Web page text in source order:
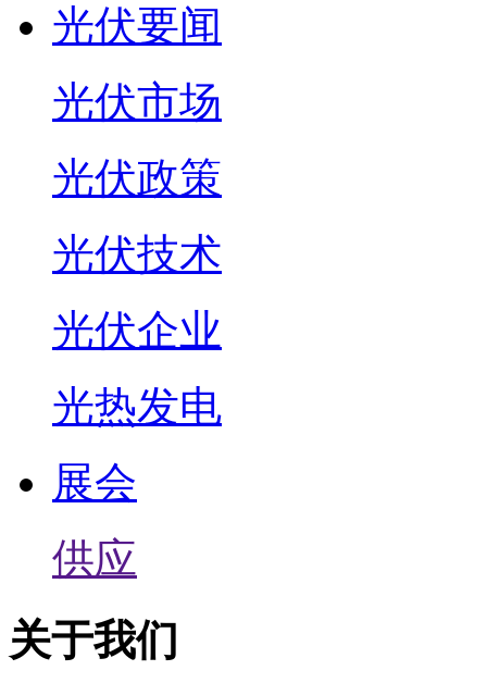
光伏要闻
光伏市场
光伏政策
光伏技术
光伏企业
光热发电
展会
供应
关于我们